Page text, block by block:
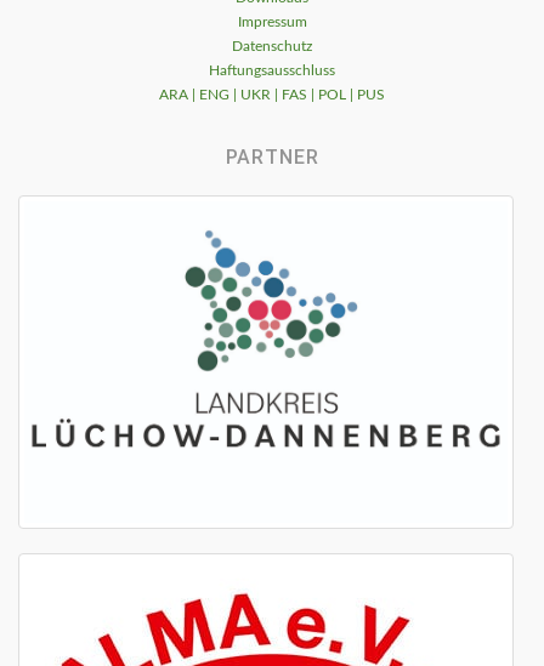
Impressum
Datenschutz
Haftungsausschluss
ARA | ENG | UKR | FAS | POL | PUS
PARTNER